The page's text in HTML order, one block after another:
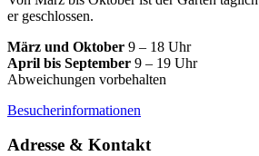
er geschlossen.
März und Oktober 9 – 18 Uhr
April bis September 9 – 19 Uhr
Abweichungen vorbehalten
Besucherinformationen
Adresse & Kontakt